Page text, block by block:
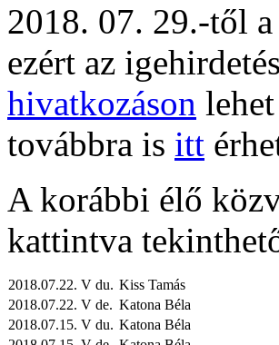
2018. 07. 29.-től
ezért az
hivatkozáson
továbbra is itt
A korábbi élő
kattintva
2018.07.22. V du. Kiss Tamás
2018.07.22. V de. Katona Béla
2018.07.15. V du. Katona Béla